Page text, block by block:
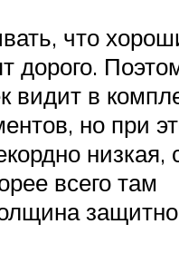
что
дорого.
видит в
но при
низкая,
всего там